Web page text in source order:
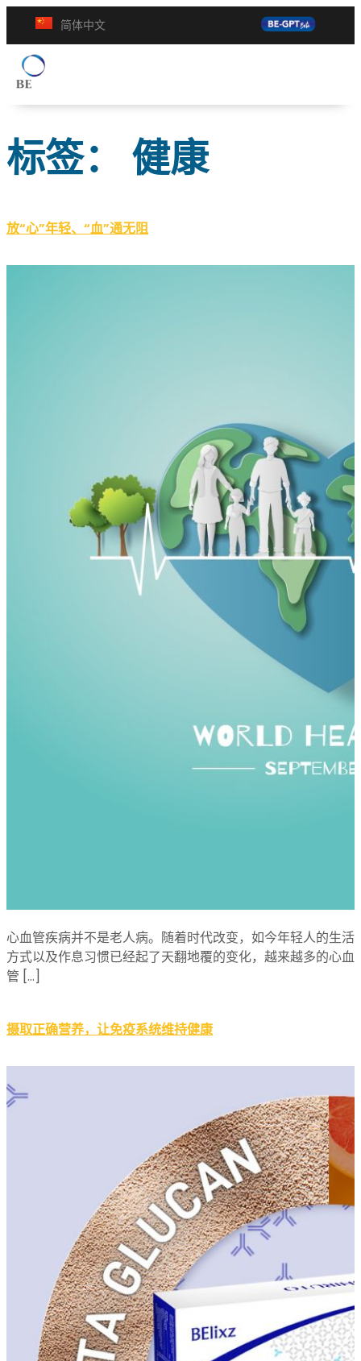
简体中文
标签： 健康
放“心”年轻、“血”通无阻
心血管疾病并不是老人病。随着时代改变，如今年轻人的生活
方式以及作息习惯已经起了天翻地覆的变化，越来越多的心血
管 […]
摄取正确营养，让免疫系统维持健康